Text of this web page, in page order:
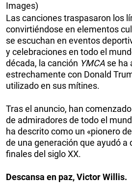
Images)
Las canciones traspasaron los
convirtiéndose en elementos
se escuchan en eventos
y celebraciones en todo el
década, la canción YMCA se ha
estrechamente con Donald
utilizado en sus mítines.
Tras el anuncio, han
de admiradores de todo el
ha descrito como un «pionero
de una generación que ayudó a
finales del siglo XX.
Descansa en paz, Victor Willis.